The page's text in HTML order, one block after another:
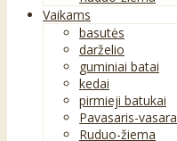
Vaikams
basutės
darželio
guminiai batai
kedai
pirmieji batukai
Pavasaris-vasara
Ruduo-žiema